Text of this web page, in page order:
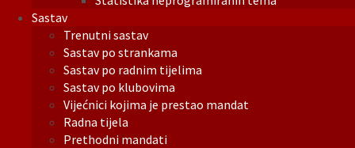
Sastav
Trenutni sastav
Sastav po strankama
Sastav po radnim tijelima
Sastav po klubovima
Vijećnici kojima je prestao mandat
Radna tijela
Prethodni mandati